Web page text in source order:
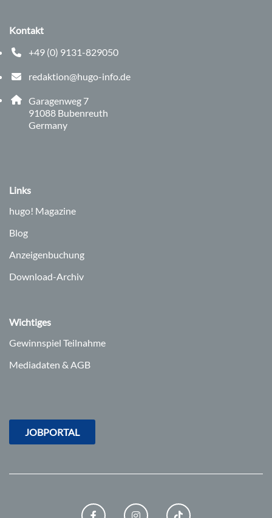
Kontakt
+49 (0) 9131-829050
Telefonnummer: 0 9 1 3 1 8 2 9 0 5 0
redaktion@hugo-info.de
E-Mail Adresse: redaktion@hugo-info.de
Adresse:
Garagenweg 7
91088 , 9 1 0 8 8
Bubenreuth
Germany
Links
hugo! Magazine
Blog
Anzeigenbuchung
Download-Archiv
Wichtiges
Gewinnspiel Teilnahme
Mediadaten & AGB
JOBPORTAL